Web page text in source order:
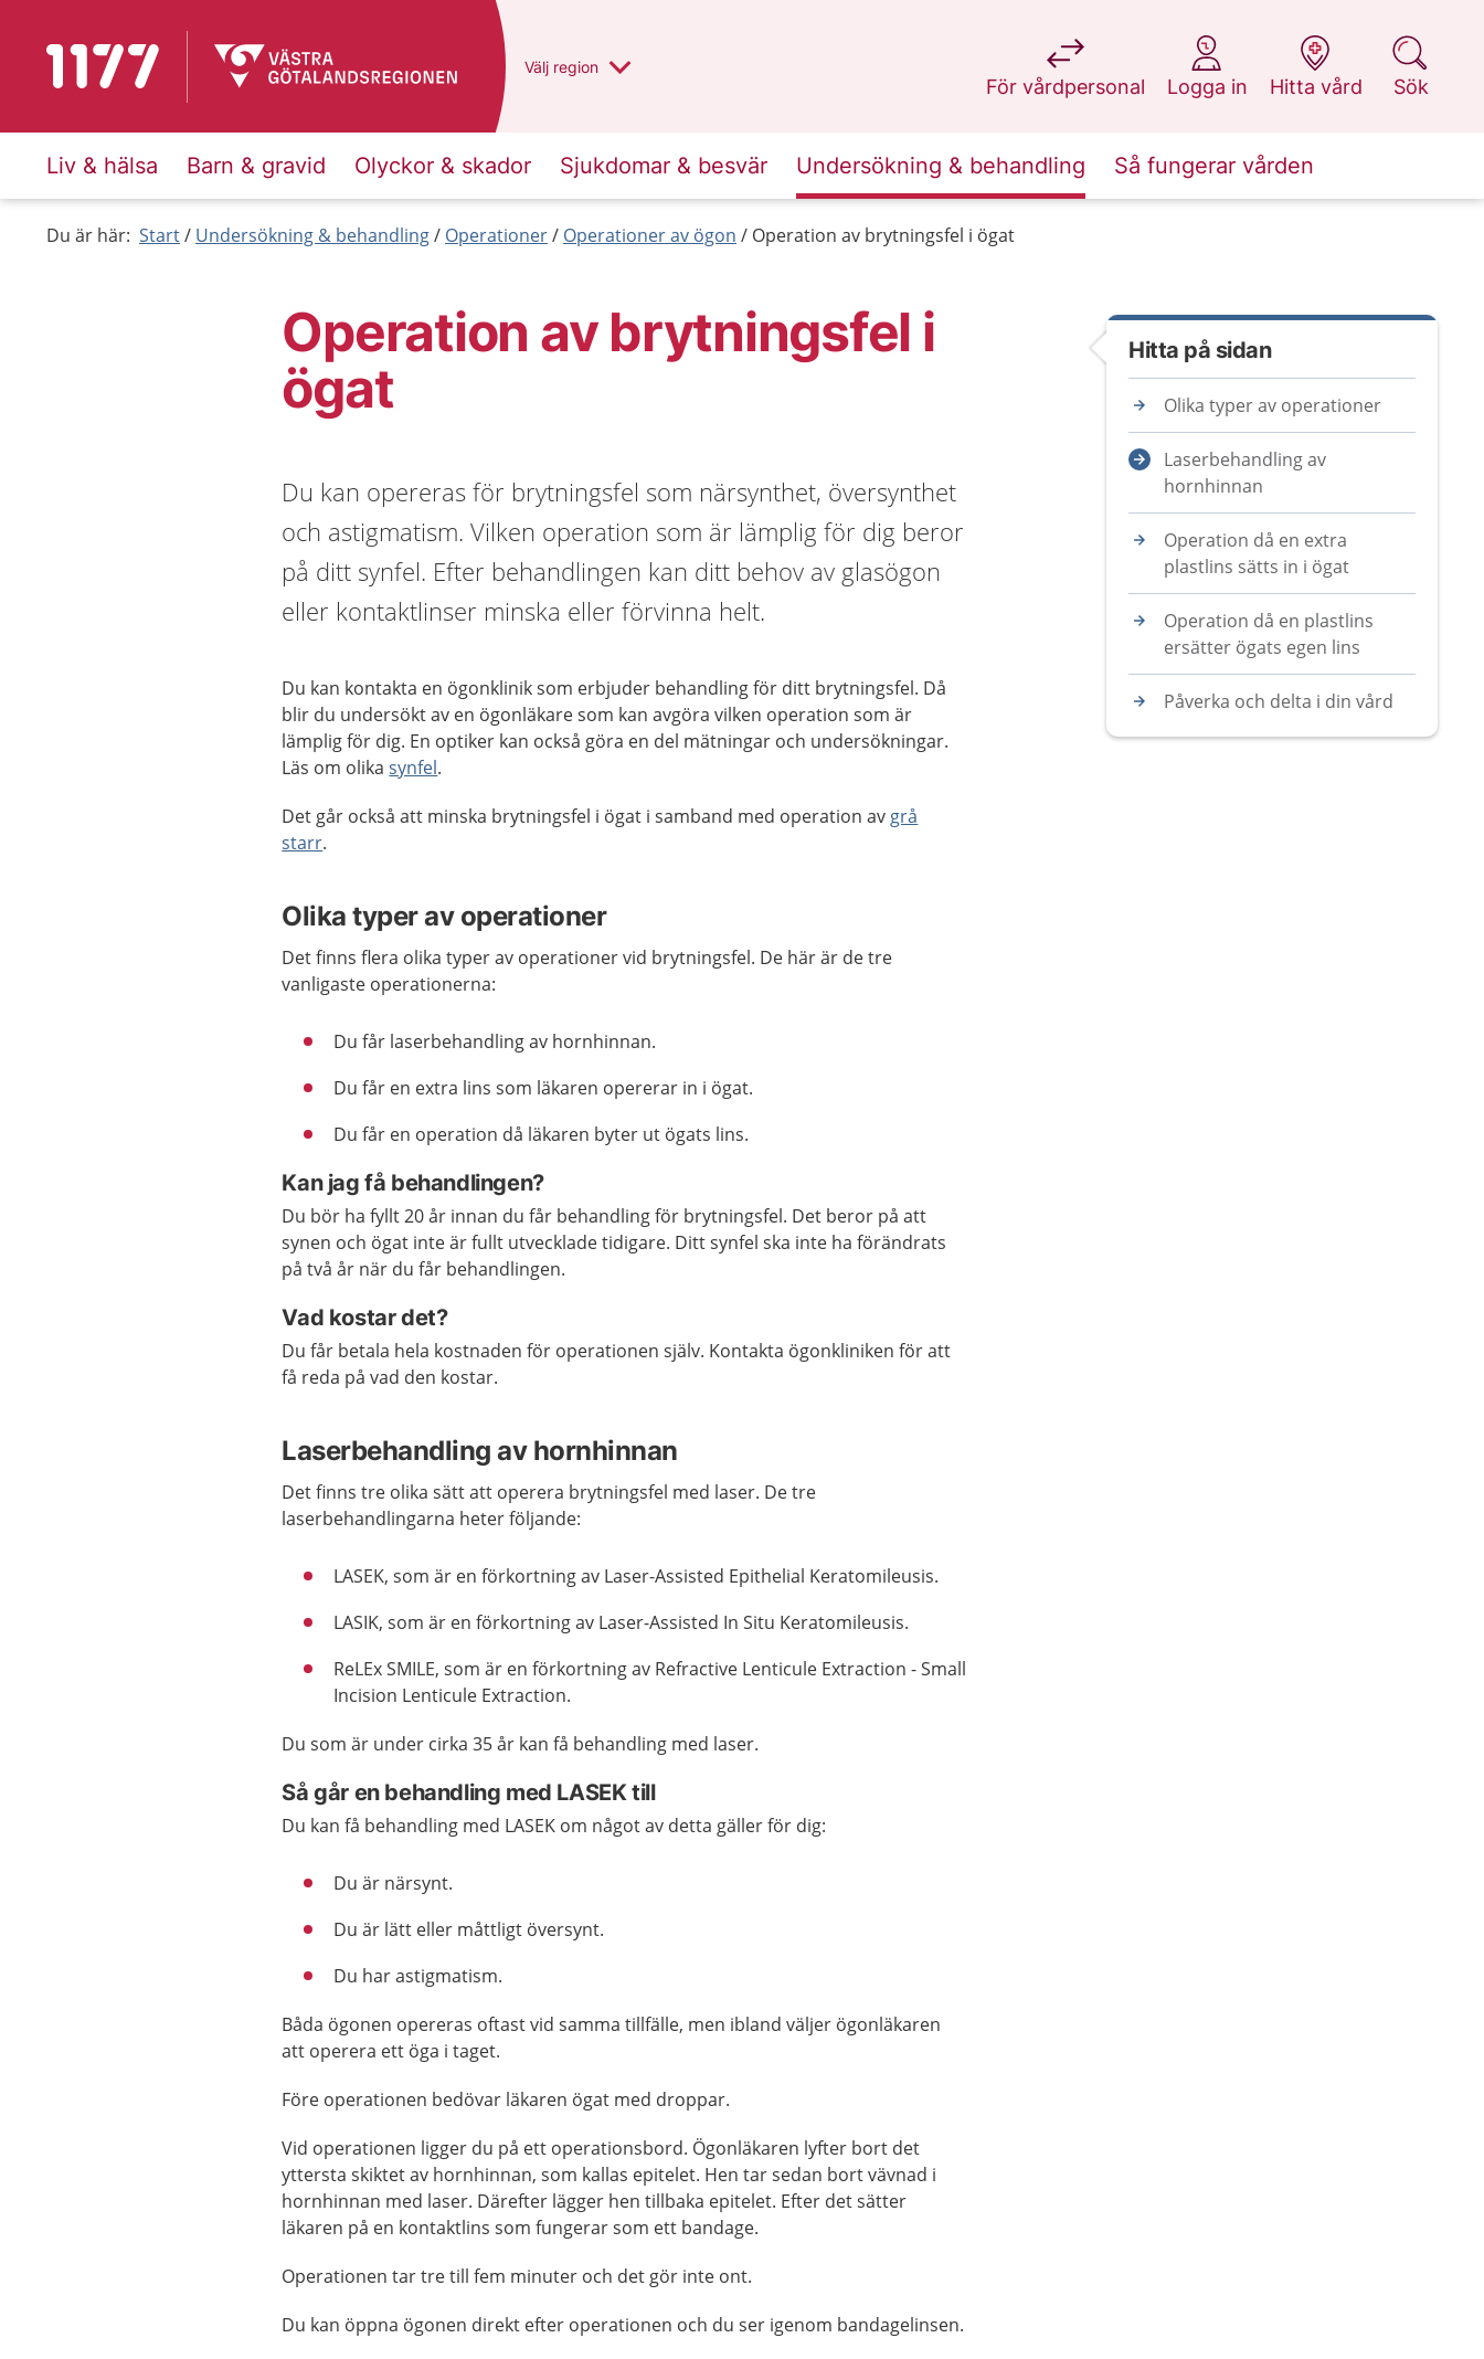
Till startsidan för 1177 Du har valt region
Välj en annan
region
För vårdpersonal
på 1177.se
Logga in
på 1177.se
Hitta vård
på 1177.se
Sök
på 1177.se
Liv & hälsa Barn & gravid Olyckor & skador Sjukdomar & besvär Undersökning & behandling Så fungerar vården
Du är här: Start Undersökning & behandling Operationer Operationer av ögon Operation av brytningsfel i ögat
Operation av brytningsfel i
ögat
Du kan opereras för brytningsfel som närsynthet, översynthet
och astigmatism. Vilken operation som är lämplig för dig beror
på ditt synfel. Efter behandlingen kan ditt behov av glasögon
eller kontaktlinser minska eller förvinna helt.
Du kan kontakta en ögonklinik som erbjuder behandling för ditt brytningsfel. Då
blir du undersökt av en ögonläkare som kan avgöra vilken operation som är
lämplig för dig. En optiker kan också göra en del mätningar och undersökningar.
Läs om olikasynfel.
Det går också att minska brytningsfel i ögat i samband med operation av grå
starr.
Olika typer av operationer
Det finns flera olika typer av operationer vid brytningsfel. De här är de tre
vanligaste operationerna:
Du får laserbehandling av hornhinnan.
Du får en extra lins som läkaren opererar in i ögat.
Du får en operation då läkaren byter ut ögats lins.
Kan jag få behandlingen?
Du bör ha fyllt 20 år innan du får behandling för brytningsfel. Det beror på att
synen och ögat inte är fullt utvecklade tidigare. Ditt synfel ska inte ha förändrats
på två år när du får behandlingen.
Vad kostar det?
Du får betala hela kostnaden för operationen själv. Kontakta ögonkliniken för att
få reda på vad den kostar.
Laserbehandling av hornhinnan
Det finns tre olika sätt att operera brytningsfel med laser. De tre
laserbehandlingarna heter följande:
LASEK, som är en förkortning av Laser-Assisted Epithelial Keratomileusis.
LASIK, som är en förkortning av Laser-Assisted In Situ Keratomileusis.
ReLEx SMILE, som är en förkortning av Refractive Lenticule Extraction - Small
Incision Lenticule Extraction.
Du som är under cirka 35 år kan få behandling med laser.
Så går en behandling med LASEK till
Du kan få behandling med LASEK om något av detta gäller för dig:
Du är närsynt.
Du är lätt eller måttligt översynt.
Du har astigmatism.
Båda ögonen opereras oftast vid samma tillfälle, men ibland väljer ögonläkaren
att operera ett öga i taget.
Före operationen bedövar läkaren ögat med droppar.
Vid operationen ligger du på ett operationsbord. Ögonläkaren lyfter bort det
yttersta skiktet av hornhinnan, som kallas epitelet. Hen tar sedan bort vävnad i
hornhinnan med laser. Därefter lägger hen tillbaka epitelet. Efter det sätter
läkaren på en kontaktlins som fungerar som ett bandage.
Operationen tar tre till fem minuter och det gör inte ont.
Du kan öppna ögonen direkt efter operationen och du ser igenom bandagelinsen.
Hitta på sidan
Olika typer av operationer
Laserbehandling av
hornhinnan
Operation då en extra
plastlins sätts in i ögat
Operation då en plastlins
ersätter ögats egen lins
Påverka och delta i din vård